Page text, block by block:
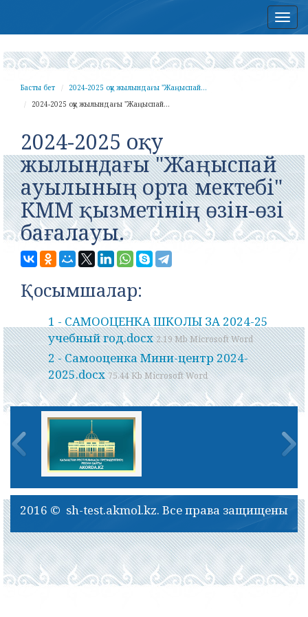
Басты бет
2024-2025 оқу жылындағы "Жаңыспай...
2024-2025 оқу жылындағы "Жаңыспай...
2024-2025 оқу
жылындағы "Жаңыспай
ауылының орта мектебі"
КММ қызметінің өзін-өзі
бағалауы.
Қосымшалар:
1 - САМООЦЕНКА ШКОЛЫ ЗА 2024-25
учебный год.docx2.19 Mb Microsoft Word
2 - Самооценка Мини-центр 2024-
2025.docx75.44 Kb Microsoft Word
2016 © sh-test.akmol.kz. Все права защищены